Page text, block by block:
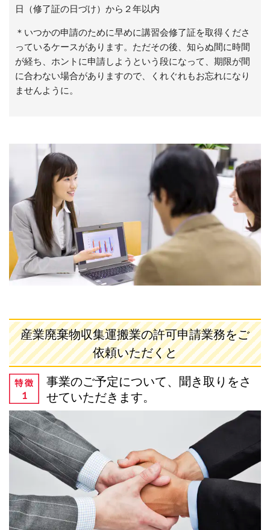
日（修了証の日づけ）から２年以内
＊いつかの申請のために早めに講習会修了証を取得くださ
っているケースがあります。ただその後、知らぬ間に時間
が経ち、ホントに申請しようという段になって、期限が間
に合わない場合がありますので、くれぐれもお忘れになり
ませんように。
産業廃棄物収集運搬業の許可申請業務をご
依頼いただくと
事業のご予定について、聞き取りをさ
せていただきます。